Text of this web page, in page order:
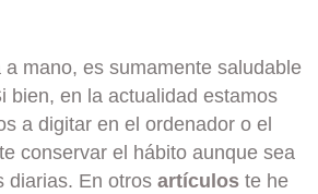
mano, es sumamente saludable
bien, en la actualidad estamos
a digitar en el ordenador o el
conservar el hábito aunque sea
diarias. En otros artículos te he